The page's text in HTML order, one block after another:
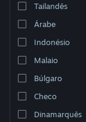
Ver versão para
Tailandês
Árabe
Indonésio
Malaio
Búlgaro
Checo
Dinamarquês